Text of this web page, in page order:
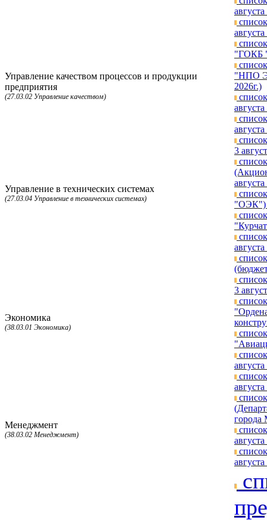
Управление качеством процессов и продукции
предприятия
(27.03.02 Управление качеством)
"ГОКБ
"НПО
2026г.)
Управление в технических системах
(27.03.04 Управление в технических системах)
3
"ОЭК")
Экономика
(38.03.01 Экономика)
3
Менеджмент
(38.03.02 Менеджмент)
города